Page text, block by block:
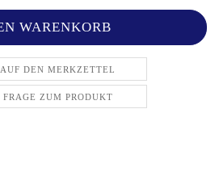
AUF DEN MERKZETTEL
FRAGE ZUM PRODUKT